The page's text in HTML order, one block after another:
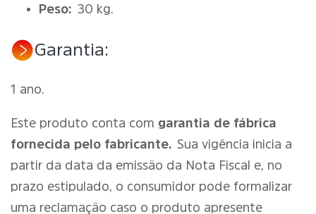
Peso: 30 kg.
Garantia:
1 ano.
Este produto conta com garantia de fábrica
fornecida pelo fabricante. Sua vigência inicia a
partir da data da emissão da Nota Fiscal e, no
prazo estipulado, o consumidor pode formalizar
uma reclamação caso o produto apresente